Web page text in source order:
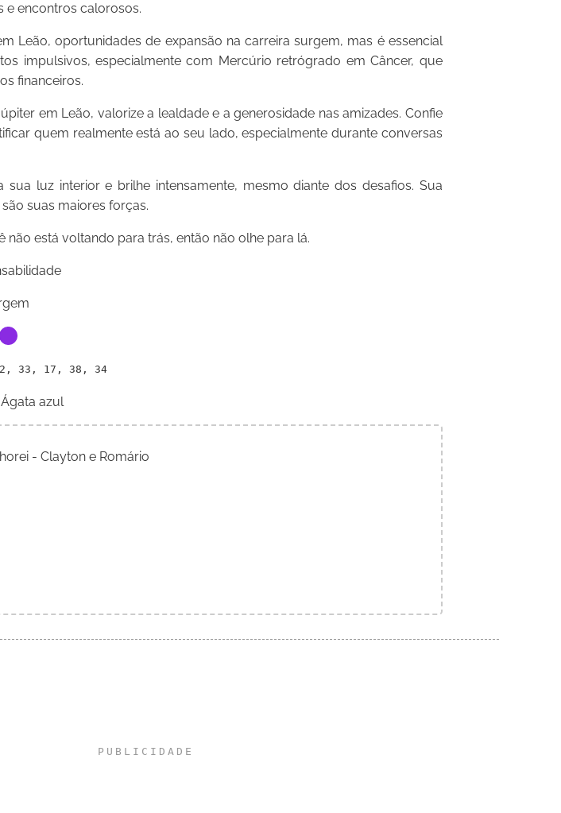
e encontros calorosos.
Leão, oportunidades de expansão na carreira surgem, mas é essencial
impulsivos, especialmente com Mercúrio retrógrado em Câncer, que
financeiros.
em Leão, valorize a lealdade e a generosidade nas amizades. Confie
quem realmente está ao seu lado, especialmente durante conversas
sua luz interior e brilhe intensamente, mesmo diante dos desafios. Sua
suas maiores forças.
não está voltando para trás, então não olhe para lá.
33, 17, 38, 34
Ágata azul
- Clayton e Romário